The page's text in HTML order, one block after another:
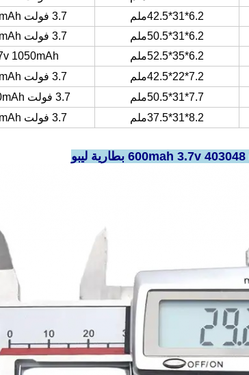
6.2*31*42.5ملم
3.7 فولت 750mAh
6.2*31*50.5ملم
3.7 فولت 900mAh
6.2*35*52.5ملم
1050mAh
7.2*22*42.5ملم
3.7 فولت 500mAh
7.7*31*50.5ملم
3.7 فولت 1200mAh
8.2*31*37.5ملم 3.7 فولت 800mAh